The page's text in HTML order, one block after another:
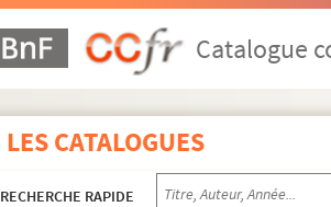
Catalogue
LES CATALOGUES
RECHERCHE RAPIDE